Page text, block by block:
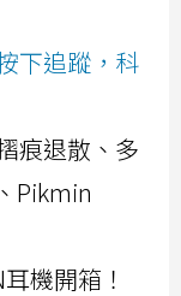
下追蹤，科
痕退散、多
Pikmin
機開箱！